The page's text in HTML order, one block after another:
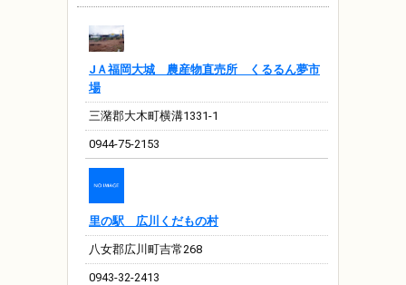
JＡ福岡大城 農産物直売所 くるるん夢市
場
三潴郡大木町横溝1331-1
0944-75-2153
里の駅 広川くだもの村
八女郡広川町吉常268
0943-32-2413